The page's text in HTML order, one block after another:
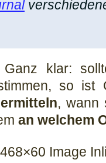
klar:
so
, wann
an welchem
Image